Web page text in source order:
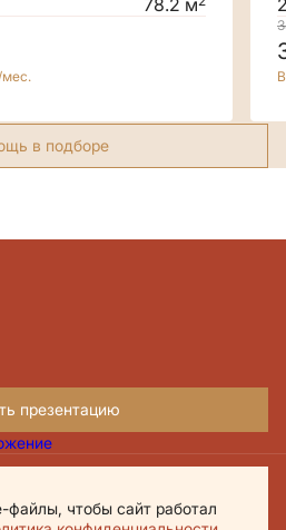
78.2 м
мес.
в подборе
презентацию
данных
чтобы сайт работал